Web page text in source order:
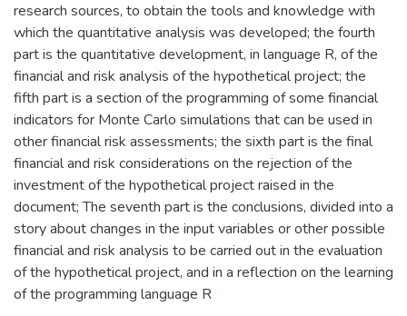
research sources, to obtain the tools and knowledge with
which the quantitative analysis was developed; the fourth
part is the quantitative development, in language R, of the
financial and risk analysis of the hypothetical project; the
fifth part is a section of the programming of some financial
indicators for Monte Carlo simulations that can be used in
other financial risk assessments; the sixth part is the final
financial and risk considerations on the rejection of the
investment of the hypothetical project raised in the
document; The seventh part is the conclusions, divided into a
story about changes in the input variables or other possible
financial and risk analysis to be carried out in the evaluation
of the hypothetical project, and in a reflection on the learning
of the programming language R